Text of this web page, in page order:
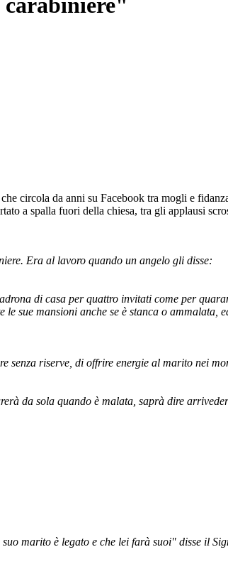
circola da anni su Facebook tra mogli e
a spalla fuori della chiesa, tra gli applausi
Era al lavoro quando un angelo gli disse:
di casa per quattro invitati come per
sue mansioni anche se è stanca o ammalata,
senza riserve, di offrire energie al marito nei
da sola quando è malata, saprà dire
marito è legato e che lei farà suoi" disse il